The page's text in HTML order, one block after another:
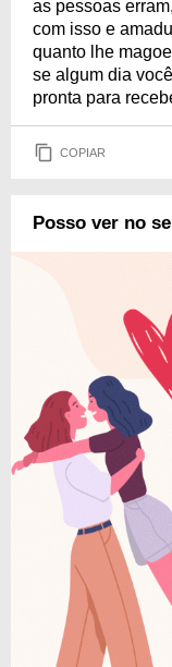
as pessoas
com isso e
quanto lhe
se algum dia
pronta para
COPIAR
Posso ver no